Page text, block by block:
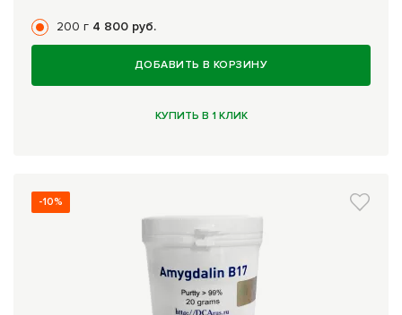
200 г 4 800 руб.
ДОБАВИТЬ В КОРЗИНУ
КУПИТЬ В 1 КЛИК
-10%